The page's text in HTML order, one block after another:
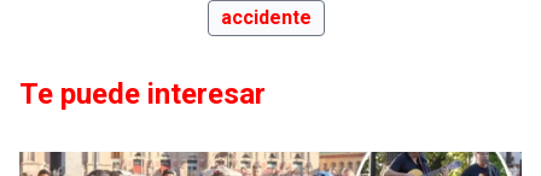
accidente
Te puede interesar